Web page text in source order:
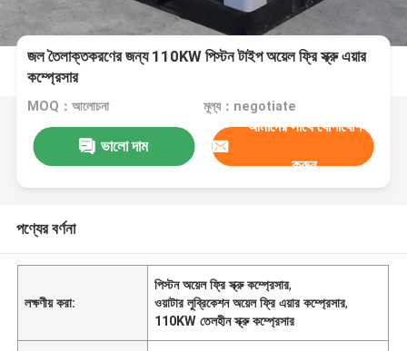
জল তৈলাক্তকরণের জন্য 110KW পিস্টন টাইপ অয়েল ফ্রি স্ক্রু এয়ার
কম্প্রেসার
MOQ：আলোচনা মূল্য：negotiate
ভালো দাম
আমাদের সাথে যোগাযোগ
করুন
পণ্যের বর্ণনা
লক্ষণীয় করা:
পিস্টন অয়েল ফ্রি স্ক্রু কম্প্রেসার,
ওয়াটার লুব্রিকেশন অয়েল ফ্রি এয়ার কম্প্রেসার,
110KW তেলহীন স্ক্রু কম্প্রেসার